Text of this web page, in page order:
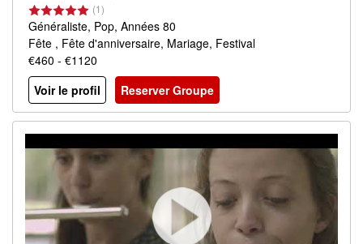
(1)
Généraliste, Pop, Années 80
Fête , Fête d'anniversaire, Mariage, Festival
€460 - €1120
Voir le profil
Reserver Groupe